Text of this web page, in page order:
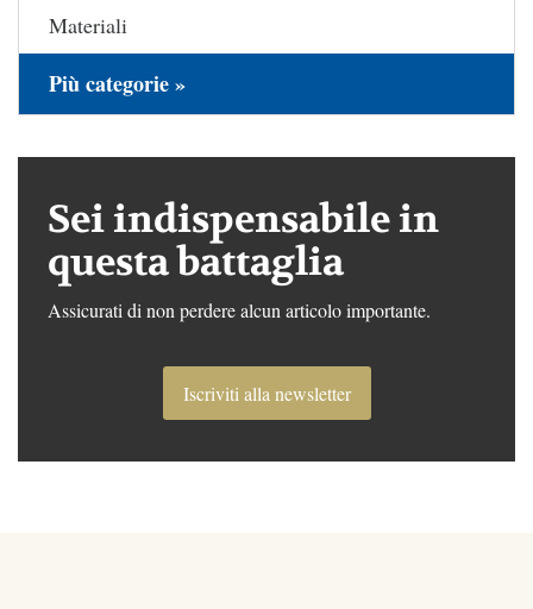
Materiali
Più categorie »
Sei indispensabile in
questa battaglia
Assicurati di non perdere alcun articolo importante.
Iscriviti alla newsletter